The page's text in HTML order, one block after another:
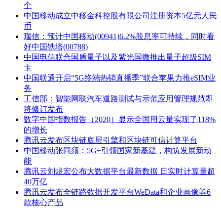
个
中国移动成立中移金科控股有限公司注册资本5亿元人民
币
瑞信：预计中国移动(00941)6.2%股息率可持续，同时看
好中国铁塔(00788)
中国电信联合国盾量子以及紫光国微推出量子超级SIM
卡
中国联通开启“5G终端热销直播季”联合苹果力推eSIM业
务
工信部：智能网联汽车道路测试与示范应用管理规范即
将修订发布
数字中国指数报告（2020）显示全国用云量实现了118%
的增长
腾讯云发布区块链底层引擎和区块链可信计算平台
中国移动张同须：5G+引领国家新基建，构筑发展新动
能
腾讯云刘煜宏公布大数据平台最新数据 日实时计算量超
40万亿
腾讯云发布全链路数据开发平台WeData和企业画像等6
款核心产品